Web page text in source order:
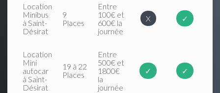
Location
Minibus
à Saint-
Désirat
9
Places
Entre
100€ et
600€ la
journée
X ✓
Location
Mini
autocar
à Saint-
Désirat
19 à 22
Places
Entre
500€ et
1800€
la
journée
✓ ✓